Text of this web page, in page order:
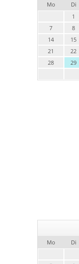
Mo Di
1
7
8
14
15
21
22
28
29
Mo Di